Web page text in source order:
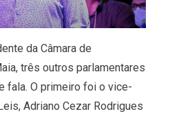
da Câmara de
três outros parlamentares
fala. O primeiro foi o vice-
Adriano Cezar Rodrigues